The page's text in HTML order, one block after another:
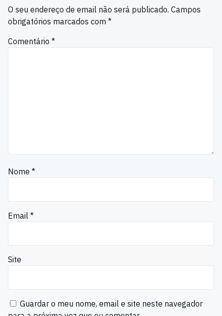
O seu endereço de email não será publicado. Campos
obrigatórios marcados com *
Comentário *
Nome *
Email *
Site
Guardar o meu nome, email e site neste navegador